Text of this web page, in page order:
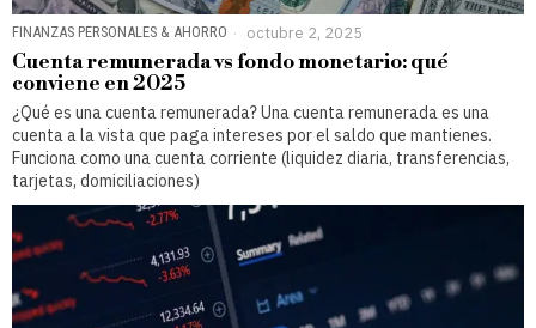
FINANZAS PERSONALES & AHORRO octubre 2, 2025
Cuenta remunerada vs fondo monetario: qué
conviene en 2025
¿Qué es una cuenta remunerada? Una cuenta remunerada es una
cuenta a la vista que paga intereses por el saldo que mantienes.
Funciona como una cuenta corriente (liquidez diaria, transferencias,
tarjetas, domiciliaciones)